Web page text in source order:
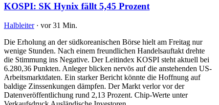
KOSPI: SK Hynix fällt 5,45 Prozent
Halbleiter · vor 31 Min.
Die Erholung an der südkoreanischen Börse hielt am Freitag nur
wenige Stunden. Nach einem freundlichen Handelsauftakt drehte
die Stimmung ins Negative. Der Leitindex KOSPI steht aktuell bei
6.280,36 Punkten. Anleger blicken nervös auf die anstehenden US-
Arbeitsmarktdaten. Ein starker Bericht könnte die Hoffnung auf
baldige Zinssenkungen dämpfen. Der Markt verlor vor der
Datenveröffentlichung rund 2,13 Prozent. Chip-Werte unter